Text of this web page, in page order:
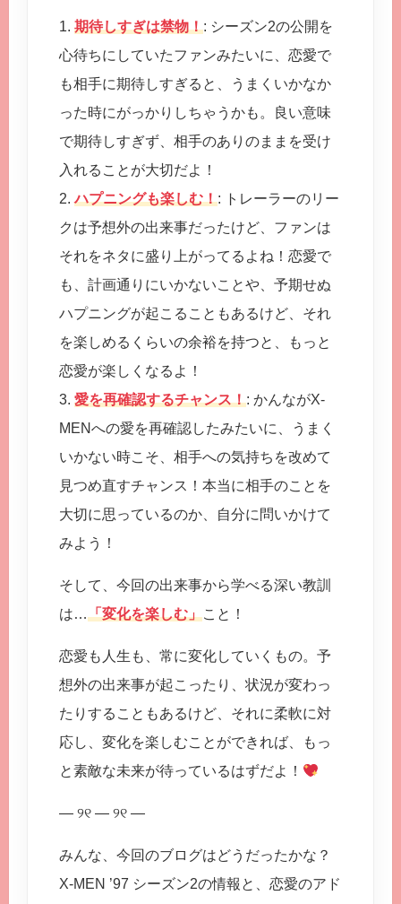
1. 期待しすぎは禁物！: シーズン2の公開を
心待ちにしていたファンみたいに、恋愛で
も相手に期待しすぎると、うまくいかなか
った時にがっかりしちゃうかも。良い意味
で期待しすぎず、相手のありのままを受け
入れることが大切だよ！
2.ハプニングも楽しむ！: トレーラーのリー
クは予想外の出来事だったけど、ファンは
それをネタに盛り上がってるよね！恋愛で
も、計画通りにいかないことや、予期せぬ
ハプニングが起こることもあるけど、それ
を楽しめるくらいの余裕を持つと、もっと
恋愛が楽しくなるよ！
3. 愛を再確認するチャンス！: かんながX-
MENへの愛を再確認したみたいに、うまく
いかない時こそ、相手への気持ちを改めて
見つめ直すチャンス！本当に相手のことを
大切に思っているのか、自分に問いかけて
みよう！
そして、今回の出来事から学べる深い教訓
は…「変化を楽しむ」こと！
恋愛も人生も、常に変化していくもの。予
想外の出来事が起こったり、状況が変わっ
たりすることもあるけど、それに柔軟に対
応し、変化を楽しむことができれば、もっ
と素敵な未来が待っているはずだよ！
— ୨୧ — ୨୧ —
みんな、今回のブログはどうだったかな？
X-MEN ’97 シーズン2の情報と、恋愛のアド